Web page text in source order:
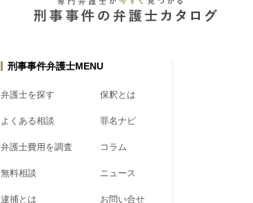
刑事事件弁護士MENU
弁護士を探す
よくある相談
弁護士費用を調査
無料相談
逮捕とは
保釈とは
罪名ナビ
コラム
ニュース
お問い合せ